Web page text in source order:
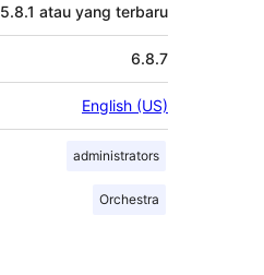
5.8.1 atau yang terbaru
6.8.7
English (US)
administrators
Orchestra